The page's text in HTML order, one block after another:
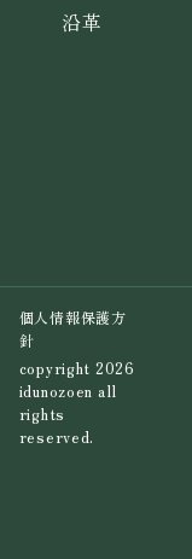
沿革
個人情報保護方
針
copyright 2026
idunozoen all
rights
reserved.